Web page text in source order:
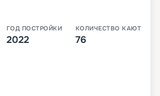
ГОД ПОСТРОЙКИ
2022
КОЛИЧЕСТВО КАЮТ
76